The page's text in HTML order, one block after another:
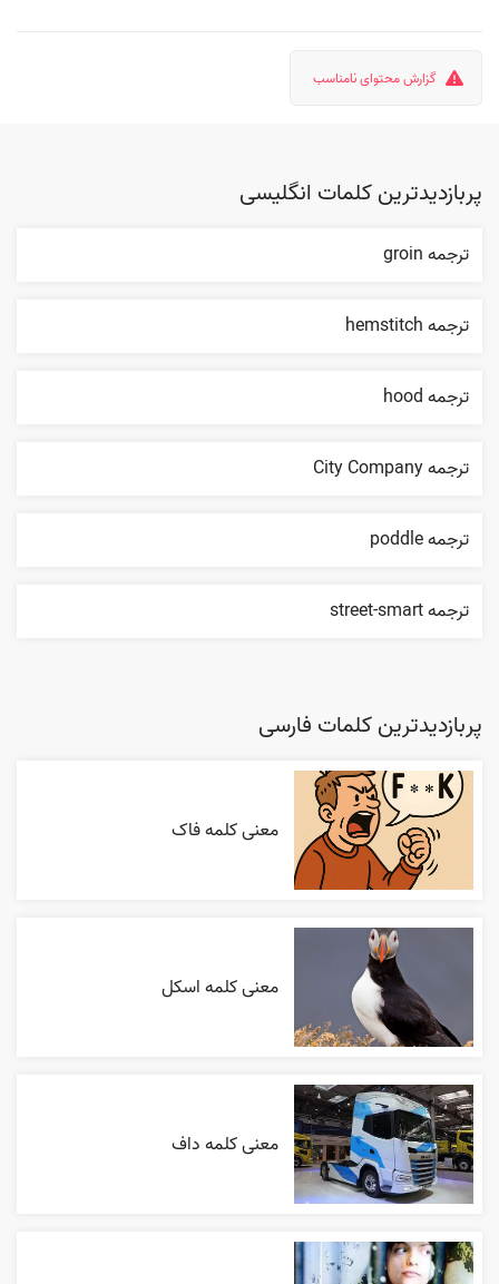
گزارش محتوای نامناسب
پربازدیدترین کلمات انگلیسی
ترجمه groin
ترجمه hemstitch
ترجمه hood
ترجمه City Company
ترجمه poddle
ترجمه street-smart
پربازدیدترین کلمات فارسی
معنی کلمه فاک
معنی کلمه اسکل
معنی کلمه داف